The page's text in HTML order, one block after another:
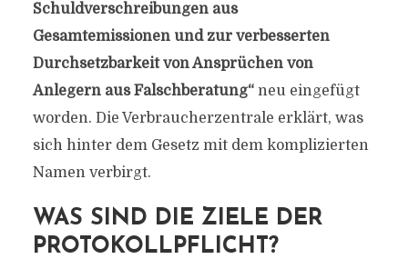
Schuldverschreibungen aus
Gesamtemissionen und zur verbesserten
Durchsetzbarkeit von Ansprüchen von
Anlegern aus Falschberatung“neu eingefügt
worden. Die Verbraucherzentrale erklärt, was
sich hinter dem Gesetz mit dem komplizierten
Namen verbirgt.
WAS SIND DIE ZIELE DER
PROTOKOLLPFLICHT?